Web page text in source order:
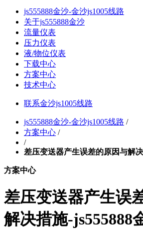
js555888金沙-金沙js1005线路
关于js555888金沙
流量仪表
压力仪表
液/物位仪表
下载中心
方案中心
技术中心
联系金沙js1005线路
js555888金沙-金沙js1005线路 /
方案中心 /
/
差压变送器产生误差的原因与解
方案中心
差压变送器产生误
解决措施-js555888